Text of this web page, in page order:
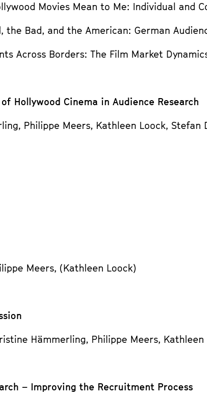
Movies Mean to Me: Individual and
the Bad, and the American: German
Across Borders: The Film Market
Hollywood Cinema in Audience Research
Philippe Meers, Kathleen Loock, Stefan
Meers, (Kathleen Loock)
Hämmerling, Philippe Meers,
– Improving the Recruitment Process